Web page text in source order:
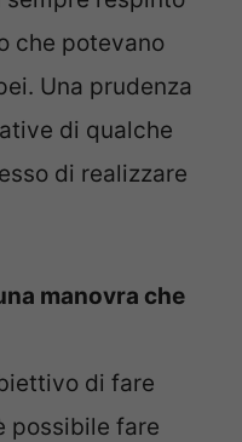
che potevano
Una prudenza
di qualche
di realizzare
manovra che
di fare
possibile fare